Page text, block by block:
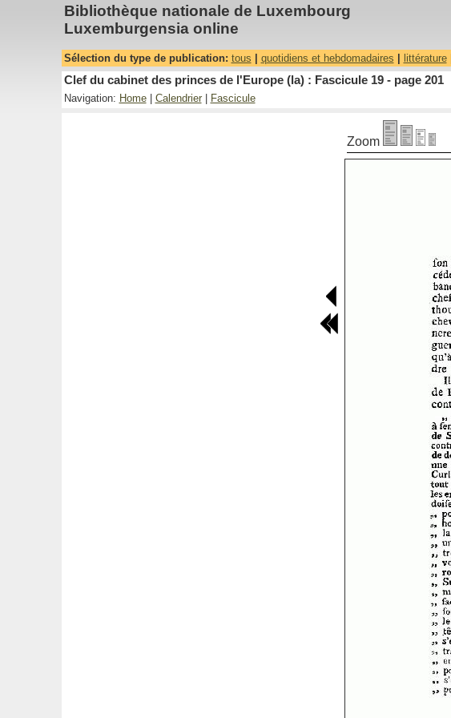
Bibliothèque nationale de Luxembourg
Luxemburgensia online
Sélection du type de publication: tous quotidiens et hebdomadaires littérature|
Clef du cabinet des princes de l'Europe (la) : Fascicule 19 - page 201
Navigation: Home| Calendrier| Fascicule
Zoom